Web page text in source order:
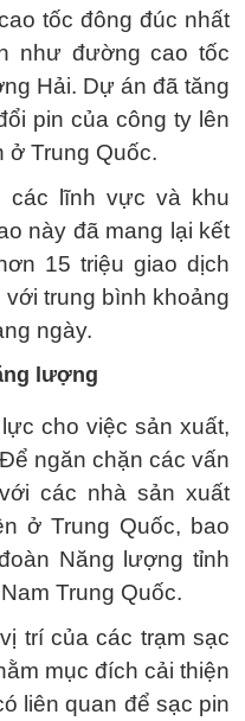
tốc đông đúc nhất
như đường cao tốc
Hải. Dự án đã tăng
pin của công ty lên
ở Trung Quốc.
các lĩnh vực và khu
này đã mang lại kết
15 triệu giao dịch
trung bình khoảng
ngày.
lượng
cho việc sản xuất,
ngăn chặn các vấn
các nhà sản xuất
ở Trung Quốc, bao
Năng lượng tỉnh
Trung Quốc.
trí của các trạm sạc
mục đích cải thiện
liên quan để sạc pin